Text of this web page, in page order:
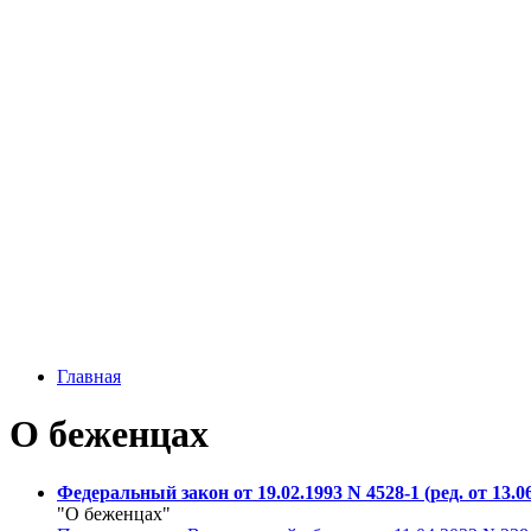
Главная
О беженцах
Федеральный закон от 19.02.1993 N 4528-1 (ред. от
"О беженцах"